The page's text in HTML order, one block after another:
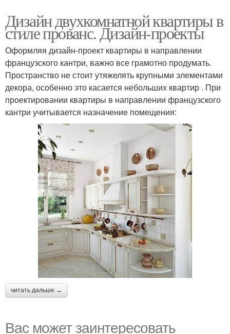
Дизайн двухкомнатной квартиры в
стиле прованс. Дизайн-проекты
Оформляя дизайн-проект квартиры в направлении
французского кантри, важно все грамотно продумать.
Пространство не стоит утяжелять крупными элементами
декора, особенно это касается небольших квартир . При
проектировании квартиры в направлении французского
кантри учитывается назначение помещения:
читать дальше →
Вас может заинтересовать